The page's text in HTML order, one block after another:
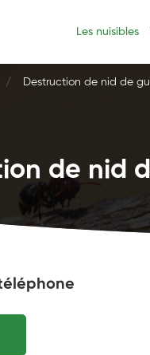
Les nuisibles
Destruction de nid de
de nid